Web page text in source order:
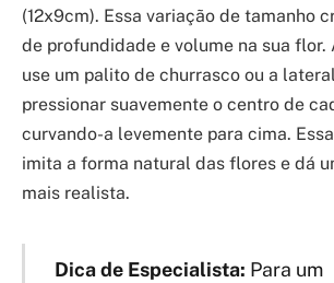
(12x9cm). Essa variação de tamanho
de profundidade e volume na sua flor.
use um palito de churrasco ou a
pressionar suavemente o centro de
curvando-a levemente para cima.
imita a forma natural das flores e dá
mais realista.
Dica de Especialista: Para um